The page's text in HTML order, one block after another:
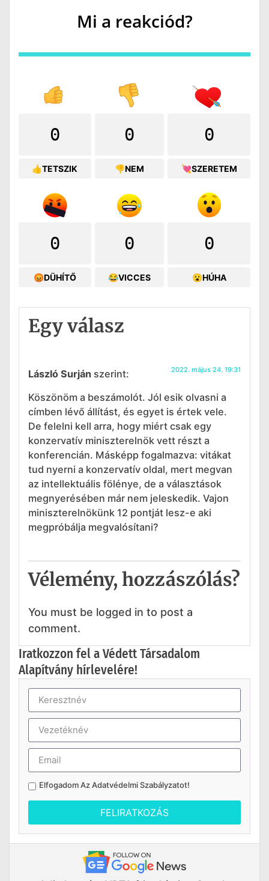
Mi a reakciód?
0
👍TETSZIK
0
👎NEM
0
💘SZERETEM
0
😡DÜHÍTŐ
0
😂VICCES
0
😮HÚHA
Egy válasz
László Surján szerint: 2022. május 24. 19:31
Köszönöm a beszámolót. Jól esik olvasni a
címben lévő állítást, és egyet is értek vele.
De felelni kell arra, hogy miért csak egy
konzervatív miniszterelnök vett részt a
konferencián. Másképp fogalmazva: vitákat
tud nyerni a konzervatív oldal, mert megvan
az intellektuális fölénye, de a választások
megnyerésében már nem jeleskedik. Vajon
miniszterelnökünk 12 pontját lesz-e aki
megpróbálja megvalósítani?
Vélemény, hozzászólás?
You must be logged in to post a
comment.
Iratkozzon fel a Védett Társadalom
Alapítvány hírlevelére!
Elfogadom AzAdatvédelmi Szabályzatot!
FELIRATKOZÁS